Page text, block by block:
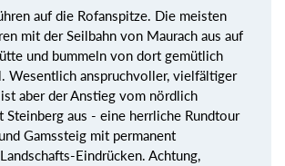
auf die Rofanspitze. Die meisten
mit der Seilbahn von Maurach aus auf
und bummeln von dort gemütlich
Wesentlich anspruchvoller, vielfältiger
aber der Anstieg vom nördlich
Steinberg aus - eine herrliche Rundtour
Gamssteig mit permanent
Eindrücken. Achtung,